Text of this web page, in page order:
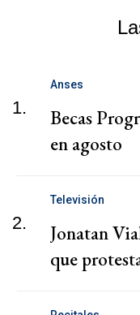
1.
Anses
Becas
en agosto
2.
Televisión
Jonatan
que